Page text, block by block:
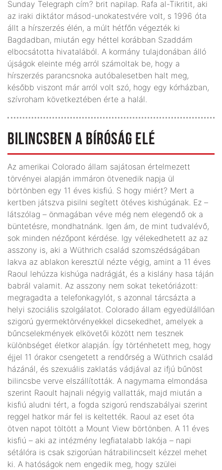
Sunday Telegraph cím? brit napilap. Rafa al-Tikritit, aki
az iraki diktátor másod-unokatestvére volt, s 1996 óta
állt a hírszerzés élén, a múlt hétfőn végezték ki
Bagdadban, miután egy héttel korábban Szaddám
elbocsátotta hivatalából. A kormány tulajdonában álló
újságok eleinte még arról számoltak be, hogy a
hírszerzés parancsnoka autóbalesetben halt meg,
később viszont már arról volt szó, hogy egy kórházban,
szívroham következtében érte a halál.
BILINCSBEN A BÍRÓSÁG ELÉ
Az amerikai Colorado állam sajátosan értelmezett
törvényei alapján immáron ötvenedik napja ül
börtönben egy 11 éves kisfiú. S hogy miért? Mert a
kertben játszva pisilni segített ötéves kishúgának. Ez –
látszólag – önmagában véve még nem elegendő ok a
büntetésre, mondhatnánk. Igen ám, de mint tudvalévő,
sok minden nézőpont kérdése. Igy vélekedhetett az az
asszony is, aki a Wüthrich család szomszédságában
lakva az ablakon keresztül nézte végig, amint a 11 éves
Raoul lehúzza kishúga nadrágját, és a kislány hasa táján
babrál valamit. Az asszony nem sokat teketóriázott:
megragadta a telefonkagylót, s azonnal tárcsázta a
helyi szociális szolgálatot. Colorado állam egyedülállóan
szigorú gyermektörvényekkel dicsekedhet, amelyek a
bűncselekmények elkövetői között nem tesznek
különbséget életkor alapján. Így történhetett meg, hogy
éjjel 11 órakor csengetett a rendőrség a Wüthrich család
házánál, és szexuális zaklatás vádjával az ifjú bűnöst
bilincsbe verve elszállították. A nagymama elmondása
szerint Raoult hajnali négyig vallatták, majd miután a
kisfiú aludni tért, a fogda szigorú rendszabályai szerint
reggel hatkor már fel is keltették. Raoul az eset óta
ötven napot töltött a Mount View börtönben. A 11 éves
kisfiú – aki az intézmény legfiatalabb lakója – napi
sétálóra is csak szigorúan hátrabilincselt kézzel mehet
ki. A hatóságok nem engedik meg, hogy szülei